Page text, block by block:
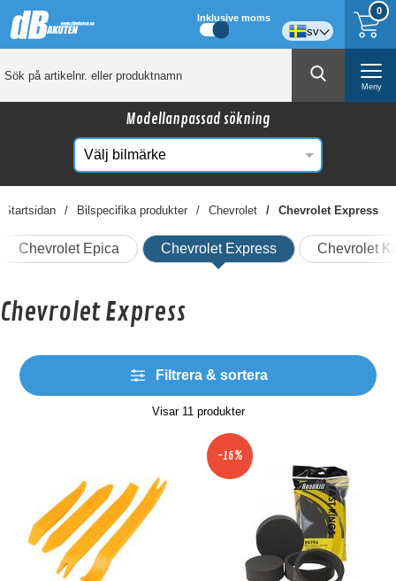
0
Inklusive moms
sv
Meny
Modellanpassad sökning
Startsidan Bilspecifika produkter Chevrolet Chevrolet Express
Chevrolet Epica Chevrolet Express Chevrolet
Chevrolet Express
Filtrera & sortera
Visar 11produkter
-16%